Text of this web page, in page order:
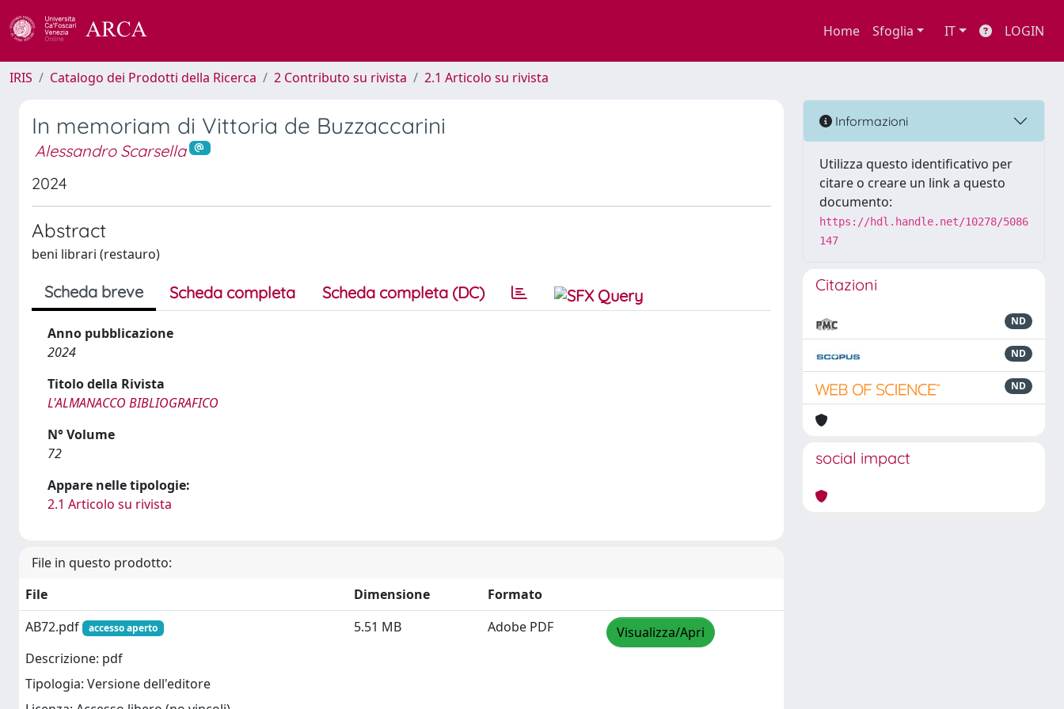
Home Sfoglia IT LOGIN
IRIS Catalogo dei Prodotti della Ricerca 2 Contributo su rivista 2.1 Articolo su rivista
In memoriam di Vittoria de Buzzaccarini
Alessandro Scarsella
2024
Abstract
beni librari (restauro)
Scheda breve Scheda completa Scheda completa (DC)
Anno pubblicazione
2024
Titolo della Rivista
L'ALMANACCO BIBLIOGRAFICO
N° Volume
72
Appare nelle tipologie:
2.1 Articolo su rivista
File in questo prodotto:
File
Dimensione
Formato
AB72.pdf
accesso aperto
Descrizione: pdf
Tipologia: Versione dell'editore
5.51 MB Adobe PDF Visualizza/Apri
Informazioni
Utilizza questo identificativo per
citare o creare un link a questo
documento:
https://hdl.handle.net/10278/5086
147
Citazioni
ND
ND
ND
social impact